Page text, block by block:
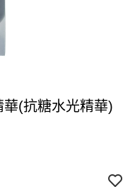
(抗糖水光精華)